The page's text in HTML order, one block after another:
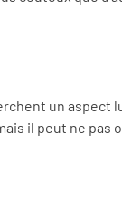
un aspect
il peut ne pas